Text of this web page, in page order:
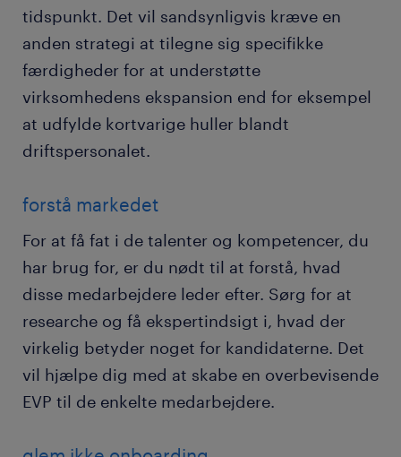
tidspunkt. Det vil sandsynligvis kræve en
anden strategi at tilegne sig specifikke
færdigheder for at understøtte
virksomhedens ekspansion end for eksempel
at udfylde kortvarige huller blandt
driftspersonalet.
forstå markedet
For at få fat i de talenter og kompetencer, du
har brug for, er du nødt til at forstå, hvad
disse medarbejdere leder efter. Sørg for at
researche og få ekspertindsigt i, hvad der
virkelig betyder noget for kandidaterne. Det
vil hjælpe dig med at skabe en overbevisende
EVP til de enkelte medarbejdere.